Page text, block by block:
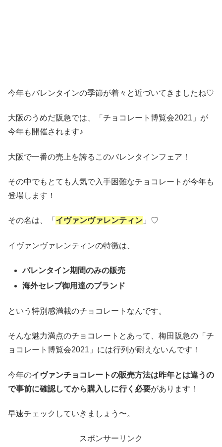
今年もバレンタインの季節が着々と近づいてきましたね♡
大阪のうめだ阪急では、「チョコレート博覧会2021」が
今年も開催されます♪
大阪で一番の売上を誇るこのバレンタインフェア！
その中でもとても人気で入手困難なチョコレートが今年も
登場します！
その名は、「 イヴァンヴァレンティン 」♡
イヴァンヴァレンティンの特徴は、
バレンタイン期間のみの販売
海外セレブ御用達のブランド
という特別感満載のチョコレートなんです。
そんな魅力満点のチョコレートとあって、梅田阪急の「チ
ョコレート博覧会2021」には行列が耐えないんです！
今年のイヴァンチョコレートの販売方法は昨年とは違うの
で事前に確認してから購入しに行く必要があります！
早速チェックしていきましょう〜。
スポンサーリンク